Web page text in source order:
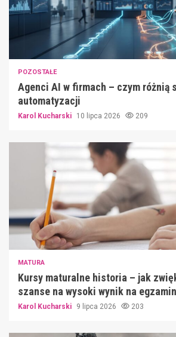
POZOSTAŁE
Agenci AI w firmach – czym różnią
automatyzacji
Karol Kucharski 10 lipca 2026 209
MATURA
Kursy maturalne historia – jak
szanse na wysoki wynik na
Karol Kucharski 9 lipca 2026 203